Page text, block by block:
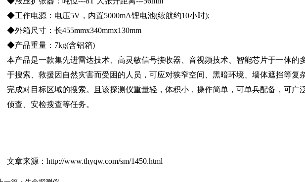
◆工作电源：电压5V，内置5000mA锂电池(续航约10小时);
◆外箱尺寸：长455mmx340mmx130mm
◆产品重量：7kg(含铝箱)
本产品是一款集先进雷达技术、高灵敏信号接收器、音视频技术、智能芯片于一体的
于搜索、救援因自然灾害而受困的人员，可应对狭窄空间、黑暗环境、墙体遮挡等复
完成对目标区域的搜索。且该探测仪重量轻，体积小，操作简单，可单兵配备，可广
侦查、安检搜查等任务。
文章来源： http://www.thyqw.com/sm/1450.html